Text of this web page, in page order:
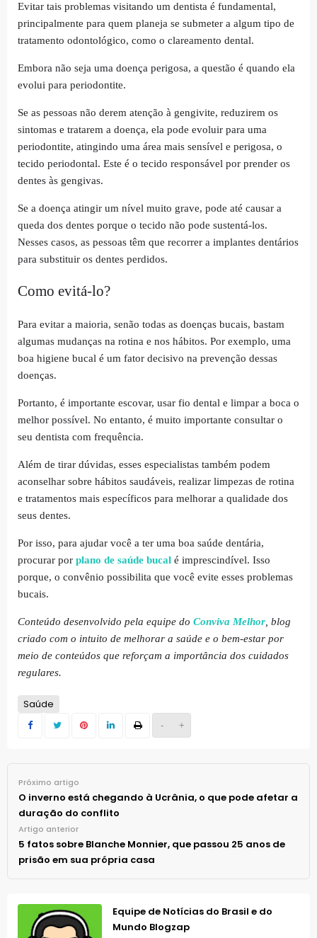
- +
Evitar tais problemas visitando um dentista é fundamental,
principalmente para quem planeja se submeter a algum tipo de
tratamento odontológico, como o clareamento dental.
Embora não seja uma doença perigosa, a questão é quando ela
evolui para periodontite.
Se as pessoas não derem atenção à gengivite, reduzirem os
sintomas e tratarem a doença, ela pode evoluir para uma
periodontite, atingindo uma área mais sensível e perigosa, o
tecido periodontal. Este é o tecido responsável por prender os
dentes às gengivas.
Se a doença atingir um nível muito grave, pode até causar a
queda dos dentes porque o tecido não pode sustentá-los.
Nesses casos, as pessoas têm que recorrer a implantes dentários
para substituir os dentes perdidos.
Como evitá-lo?
Para evitar a maioria, senão todas as doenças bucais, bastam
algumas mudanças na rotina e nos hábitos. Por exemplo, uma
boa higiene bucal é um fator decisivo na prevenção dessas
doenças.
Portanto, é importante escovar, usar fio dental e limpar a boca o
melhor possível. No entanto, é muito importante consultar o
seu dentista com frequência.
Além de tirar dúvidas, esses especialistas também podem
aconselhar sobre hábitos saudáveis, realizar limpezas de rotina
e tratamentos mais específicos para melhorar a qualidade dos
seus dentes.
Por isso, para ajudar você a ter uma boa saúde dentária,
procurar por plano de saúde bucal é imprescindível. Isso
porque, o convênio possibilita que você evite esses problemas
bucais.
Conteúdo desenvolvido pela equipe do Conviva Melhor, blog
criado com o intuito de melhorar a saúde e o bem-estar por
meio de conteúdos que reforçam a importância dos cuidados
regulares.
Saúde
Próximo artigo
O inverno está chegando à Ucrânia, o que pode afetar a
duração do conflito
Artigo anterior
5 fatos sobre Blanche Monnier, que passou 25 anos de
prisão em sua própria casa
Equipe de Notícias do Brasil e do
Mundo Blogzap